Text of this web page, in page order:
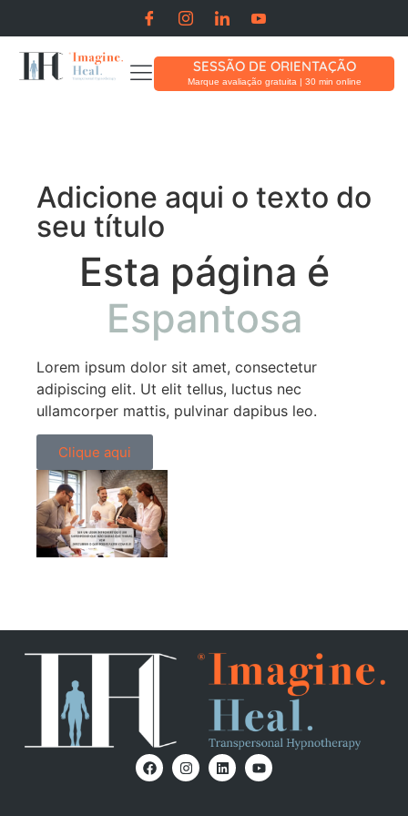
SESSÃO DE ORIENTAÇÃO
Marque avaliação gratuita | 30 min online
Adicione aqui o texto do
seu título
Esta página é
Espantosa
Lorem ipsum dolor sit amet, consectetur
adipiscing elit. Ut elit tellus, luctus nec
ullamcorper mattis, pulvinar dapibus leo.
Clique aqui